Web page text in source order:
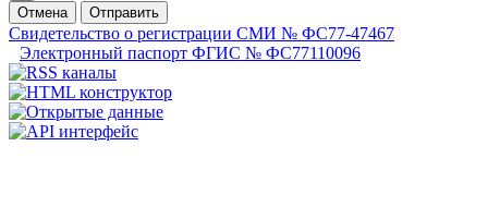
Отмена
Отправить
Свидетельство о регистрации СМИ № ФС77-47467
Электронный паспорт ФГИС № ФС77110096